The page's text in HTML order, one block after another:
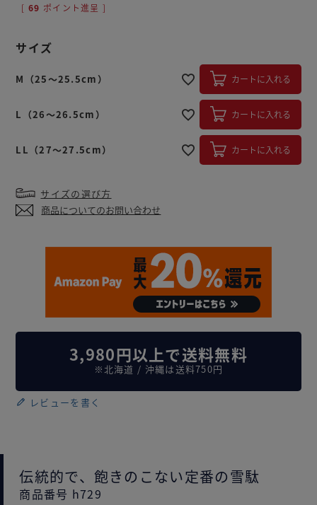
[ 69 ポイント進呈 ]
サイズ
M（25～25.5cm） カートに入れる
L（26～26.5cm） カートに入れる
LL（27～27.5cm） カートに入れる
サイズの選び方
商品についてのお問い合わせ
3,980円以上で送料無料
※北海道 / 沖縄は送料750円
レビューを書く
伝統的で、飽きのこない定番の雪駄
商品番号 h729